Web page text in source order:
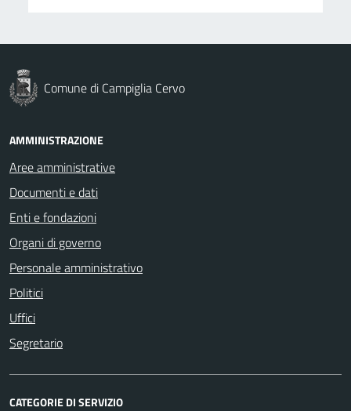
Comune di Campiglia Cervo
AMMINISTRAZIONE
Aree amministrative
Documenti e dati
Enti e fondazioni
Organi di governo
Personale amministrativo
Politici
Uffici
Segretario
CATEGORIE DI SERVIZIO